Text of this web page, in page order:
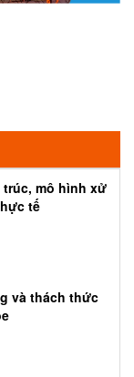
trúc, mô hình xử
tế
và thách thức